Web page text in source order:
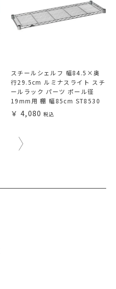
スチールシェルフ 幅84.5×奥
行29.5cm ルミナスライト スチ
ールラック パーツ ポール径
19mm用 棚 幅85cm ST8530
4,080